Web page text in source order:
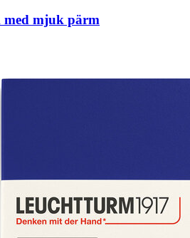
med mjuk pärm